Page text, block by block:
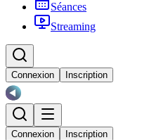
Séances
Streaming
Connexion Inscription
Connexion Inscription